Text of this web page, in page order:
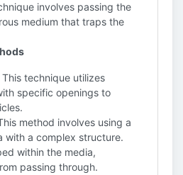
involves passing the
medium that traps the
This technique utilizes
specific openings to
method involves using a
with a complex structure.
within the media,
passing through.